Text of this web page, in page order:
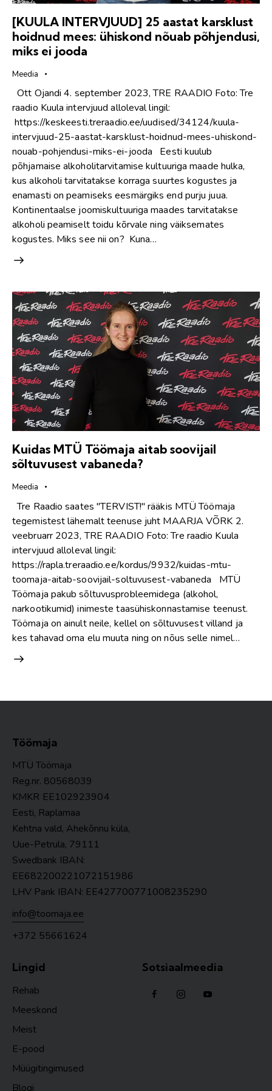
[KUULA INTERVJUUD] 25 aastat karsklust
hoidnud mees: ühiskond nõuab põhjendusi,
miks ei jooda
Meedia
Ott Ojandi 4. september 2023, TRE RAADIO Foto: Tre
raadio Kuula intervjuud alloleval lingil:
https://keskeesti.treraadio.ee/uudised/34124/kuula-
intervjuud-25-aastat-karsklust-hoidnud-mees-uhiskond-
nouab-pohjendusi-miks-ei-jooda Eesti kuulub
põhjamaise alkoholitarvitamise kultuuriga maade hulka,
kus alkoholi tarvitatakse korraga suurtes kogustes ja
enamasti on peamiseks eesmärgiks end purju juua.
Kontinentaalse joomiskultuuriga maades tarvitatakse
alkoholi peamiselt toidu kõrvale ning väiksemates
kogustes. Miks see nii on? Kuna…
Kuidas MTÜ Töömaja aitab soovijail
sõltuvusest vabaneda?
Meedia
Tre Raadio saates "TERVIST!" rääkis MTÜ Töömaja
tegemistest lähemalt teenuse juht MAARJA VÕRK 2.
veebruarr 2023, TRE RAADIO Foto: Tre raadio Kuula
intervjuud alloleval lingil:
https://rapla.treraadio.ee/kordus/9932/kuidas-mtu-
toomaja-aitab-soovijail-soltuvusest-vabaneda MTÜ
Töömaja pakub sõltuvusprobleemidega (alkohol,
narkootikumid) inimeste taasühiskonnastamise teenust.
Töömaja on ainult neile, kellel on sõltuvusest villand ja
kes tahavad oma elu muuta ning on nõus selle nimel…
Töömaja
MTÜ Töömaja
Reg.nr. 80568039
KMKR EE102923904
Eesti, Raplamaa
Kehtna vald, Ahekõnnu küla,
Uue-Petrula, 79111
Swedbank IBAN:
EE682200221072151986
LHV Pank IBAN: EE427700771008235290
info@toomaja.ee
+372 55661624
Lingid
Rehab
Meeskond
Meist
E-pood
Müügitingimused
Blogi
Sotsiaalmeedia